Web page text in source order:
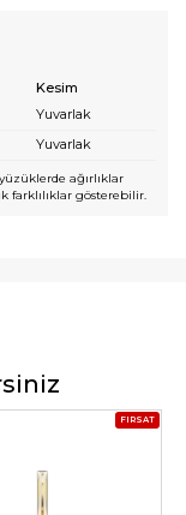
Kesim
Yuvarlak
Yuvarlak
ağırlıklar
gösterebilir.
FIRSAT